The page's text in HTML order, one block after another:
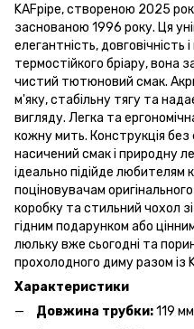
KAFpipe, створеною 2025
заснованою 1996 року. Ця
елегантність,
термостійкого бріару, вона
чистий тютюновий смак.
м'яку, стабільну тягу та
вигляду. Легка та
кожну мить. Конструкція
насичений смак і природну
ідеально підійде любителям
поціновувачам
коробку та стильний чохол
гідним подарунком або
люльку вже сьогодні та
прохолодного диму разом із
Характеристики
Довжина трубки:119 мм